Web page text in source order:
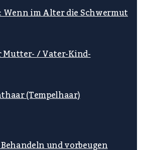
Wenn im Alter die Schwermut
/ Vater-Kind-
(Tempelhaar)
und vorbeugen